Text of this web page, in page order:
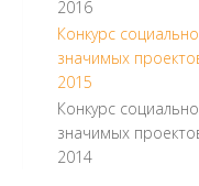
2016
Конкурс социально
значимых
2015
Конкурс социально
значимых
2014